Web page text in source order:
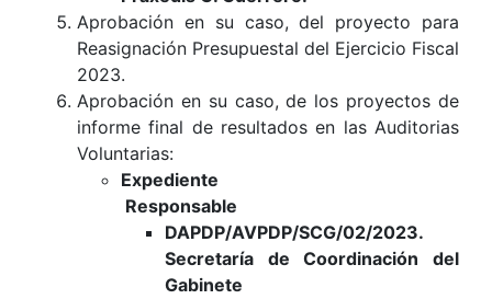
Aprobación en su caso, del proyecto para
Reasignación Presupuestal del Ejercicio Fiscal
2023.
Aprobación en su caso, de los proyectos de
informe final de resultados en las Auditorias
Voluntarias:
Expediente
Responsable
DAPDP/AVPDP/SCG/02/2023.
Secretaría de Coordinación del
Gabinete